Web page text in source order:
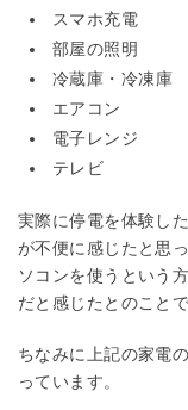
スマホ充電
部屋の照明
冷蔵庫・冷凍庫
エアコン
電子レンジ
テレビ
実際に停電を体験し
が不便に感じたと思
ソコンを使うという
だと感じたとのことで
ちなみに上記の家電
っています。